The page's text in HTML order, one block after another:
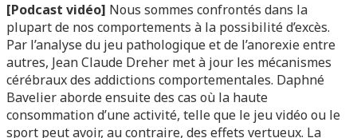
[Podcast vidéo] Nous sommes confrontés dans la
plupart de nos comportements à la possibilité d’excès.
Par l’analyse du jeu pathologique et de l’anorexie entre
autres, Jean Claude Dreher met à jour les mécanismes
cérébraux des addictions comportementales. Daphné
Bavelier aborde ensuite des cas où la haute
consommation d’une activité, telle que le jeu vidéo ou le
sport peut avoir, au contraire, des effets vertueux. La